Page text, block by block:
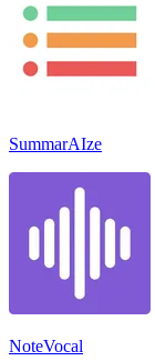
SummarAIze
NoteVocal